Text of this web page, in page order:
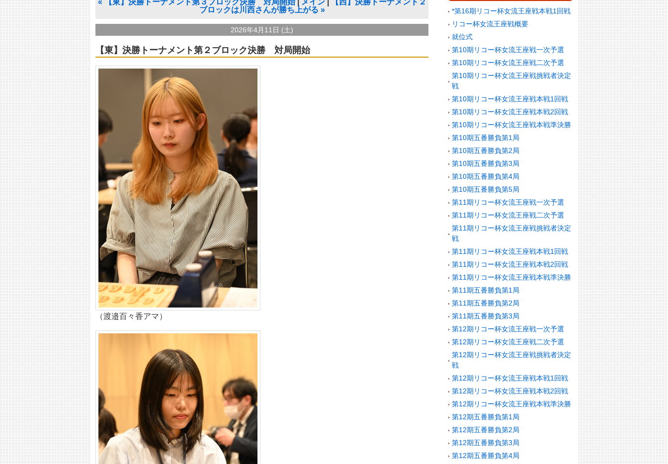
« 【東】決勝トーナメント第３ブロック決勝 対局開始 メイン
【西】決勝トーナメント２
ブロックは川西さんが勝ち上がる »
2026年4月11日 (土)
【東】決勝トーナメント第２ブロック決勝 対局開始
（渡邉百々香アマ）
*第16期リコー杯女流王座戦本戦1回戦
リコー杯女流王座戦概要
就位式
第10期リコー杯女流王座戦一次予選
第10期リコー杯女流王座戦二次予選
第10期リコー杯女流王座戦挑戦者決定
戦
第10期リコー杯女流王座戦本戦1回戦
第10期リコー杯女流王座戦本戦2回戦
第10期リコー杯女流王座戦本戦準決勝
第10期五番勝負第1局
第10期五番勝負第2局
第10期五番勝負第3局
第10期五番勝負第4局
第10期五番勝負第5局
第11期リコー杯女流王座戦一次予選
第11期リコー杯女流王座戦二次予選
第11期リコー杯女流王座戦挑戦者決定
戦
第11期リコー杯女流王座戦本戦1回戦
第11期リコー杯女流王座戦本戦2回戦
第11期リコー杯女流王座戦本戦準決勝
第11期五番勝負第1局
第11期五番勝負第2局
第11期五番勝負第3局
第12期リコー杯女流王座戦一次予選
第12期リコー杯女流王座戦二次予選
第12期リコー杯女流王座戦挑戦者決定
戦
第12期リコー杯女流王座戦本戦1回戦
第12期リコー杯女流王座戦本戦2回戦
第12期リコー杯女流王座戦本戦準決勝
第12期五番勝負第1局
第12期五番勝負第2局
第12期五番勝負第3局
第12期五番勝負第4局